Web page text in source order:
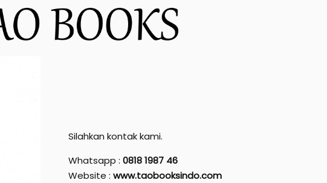
Silahkan kontak kami.
Whatsapp : 0818 1987 46
Website : www.taobooksindo.com